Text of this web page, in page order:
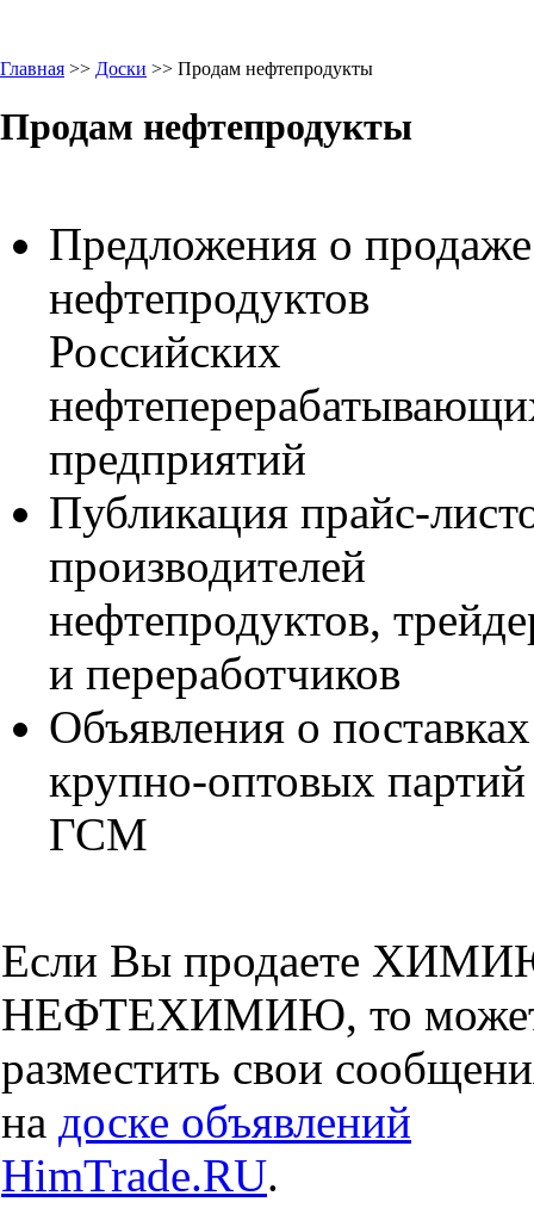
Главная >> Доски >> Продам нефтепродукты
Продам нефтепродукты
Предложения о продаже
нефтепродуктов
Российских
предприятий
Публикация прайс-
производителей
нефтепродуктов,
и переработчиков
Объявления о поставках
крупно-оптовых партий
ГСМ
Если Вы продаете
НЕФТЕХИМИЮ, то
разместить свои
на доске объявлений
HimTrade.RU.